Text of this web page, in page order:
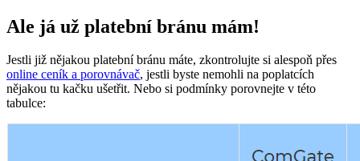
Ale já už platební bránu mám!
Jestli již nějakou platební bránu máte, zkontrolujte si alespoň přes
online ceník a porovnávač, jestli byste nemohli na poplatcích
nějakou tu kačku ušetřit. Nebo si podmínky porovnejte v této
tabulce: